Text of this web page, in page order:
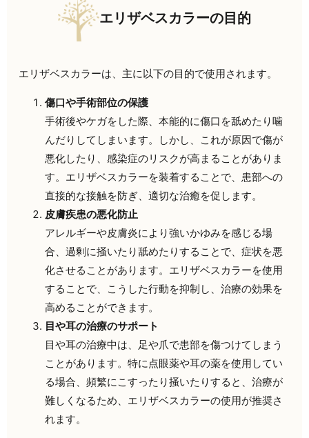
エリザベスカラーの目的
エリザベスカラーは、主に以下の目的で使用されます。
傷口や手術部位の保護
手術後やケガをした際、本能的に傷口を舐めたり噛
んだりしてしまいます。しかし、これが原因で傷が
悪化したり、感染症のリスクが高まることがありま
す。エリザベスカラーを装着することで、患部への
直接的な接触を防ぎ、適切な治癒を促します。
皮膚疾患の悪化防止
アレルギーや皮膚炎により強いかゆみを感じる場
合、過剰に掻いたり舐めたりすることで、症状を悪
化させることがあります。エリザベスカラーを使用
することで、こうした行動を抑制し、治療の効果を
高めることができます。
目や耳の治療のサポート
目や耳の治療中は、足や爪で患部を傷つけてしまう
ことがあります。特に点眼薬や耳の薬を使用してい
る場合、頻繁にこすったり掻いたりすると、治療が
難しくなるため、エリザベスカラーの使用が推奨さ
れます。